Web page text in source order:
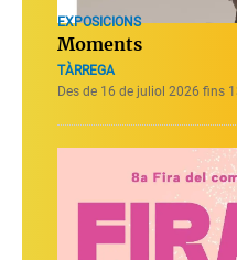
EXPOSICIONS
Moments
TÀRREGA
Des de 16 de juliol 2026 fins